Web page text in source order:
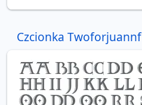
Czcionka Twoforjuannf